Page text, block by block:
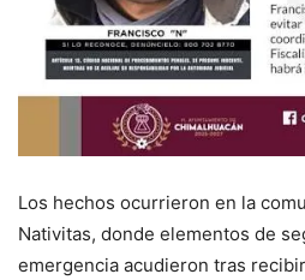
Los hechos ocurrieron en la
Nativitas, donde elementos de
emergencia acudieron tras